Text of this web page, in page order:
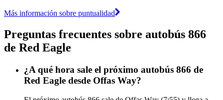
Más información sobre puntualidad
Preguntas frecuentes sobre autobús 866
de Red Eagle
¿A qué hora sale el próximo autobús 866 de
Red Eagle desde Offas Way?